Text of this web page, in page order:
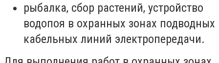
рыбалка, сбор растений, устройство
водопоя в охранных зонах подводных
кабельных линий электропередачи.